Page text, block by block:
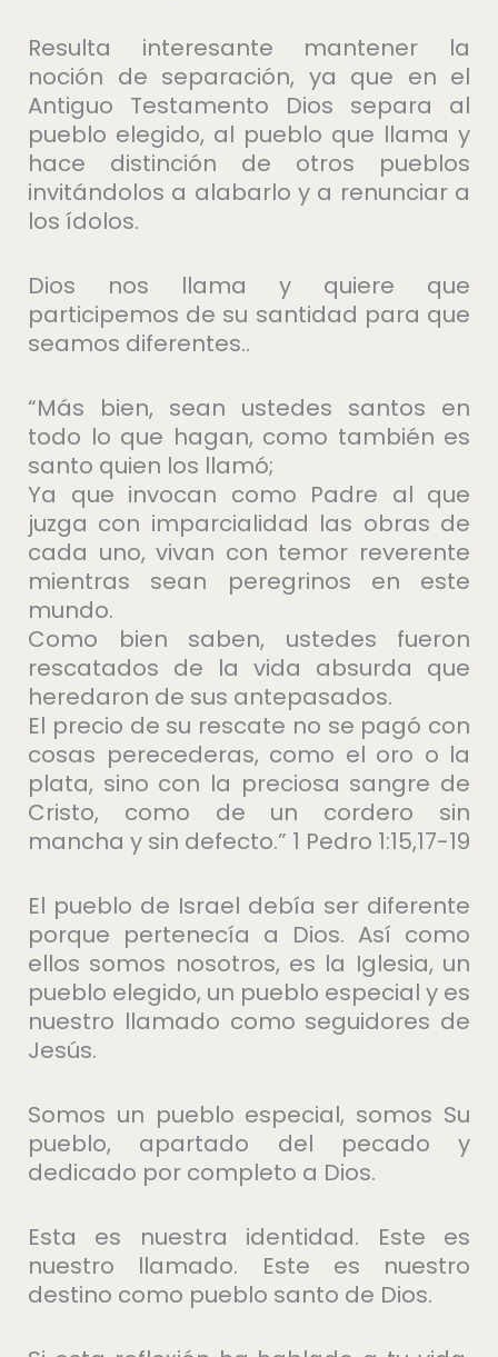
Resulta interesante mantener la
noción de separación, ya que en el
Antiguo Testamento Dios separa al
pueblo elegido, al pueblo que llama y
hace distinción de otros pueblos
invitándolos a alabarlo y a renunciar a
los ídolos.
Dios nos llama y quiere que
participemos de su santidad para que
seamos diferentes..
“Más bien, sean ustedes santos en
todo lo que hagan, como también es
santo quien los llamó;
Ya que invocan como Padre al que
juzga con imparcialidad las obras de
cada uno, vivan con temor reverente
mientras sean peregrinos en este
mundo.
Como bien saben, ustedes fueron
rescatados de la vida absurda que
heredaron de sus antepasados.
El precio de su rescate no se pagó con
cosas perecederas, como el oro o la
plata, sino con la preciosa sangre de
Cristo, como de un cordero sin
mancha y sin defecto.” 1 Pedro 1:15,17-19
El pueblo de Israel debía ser diferente
porque pertenecía a Dios. Así como
ellos somos nosotros, es la Iglesia, un
pueblo elegido, un pueblo especial y es
nuestro llamado como seguidores de
Jesús.
Somos un pueblo especial, somos Su
pueblo, apartado del pecado y
dedicado por completo a Dios.
Esta es nuestra identidad. Este es
nuestro llamado. Este es nuestro
destino como pueblo santo de Dios.